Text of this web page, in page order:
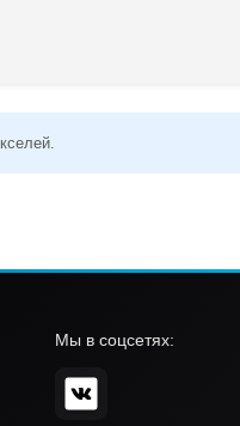
Мы в соцсетях: